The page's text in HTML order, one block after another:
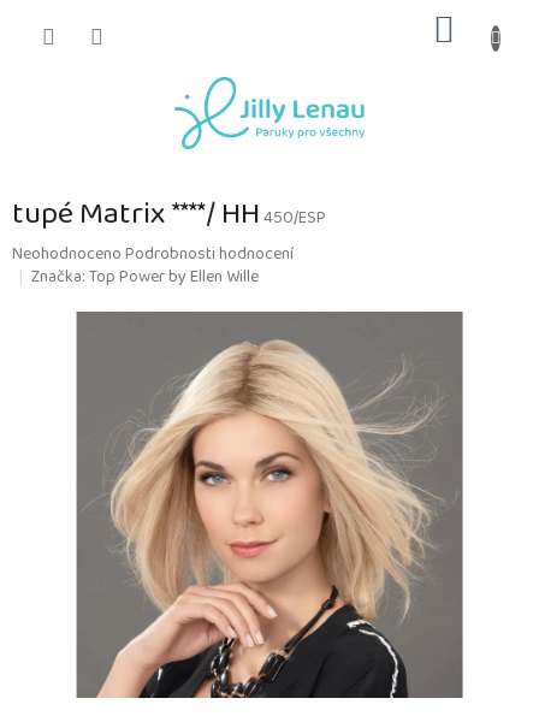
KOŠÍK
tupé Matrix ****/ HH450/ESP
Průměrné
hodnocení
NeohodnocenoPodrobnosti hodnocení
Značka:Top Power by Ellen Wille